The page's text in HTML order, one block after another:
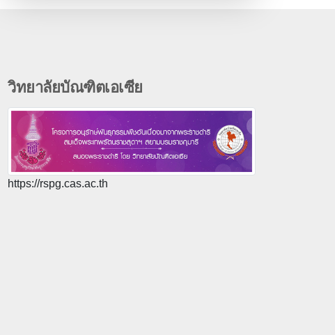
วิทยาลัยบัณฑิตเอเซีย
https://rspg.cas.ac.th